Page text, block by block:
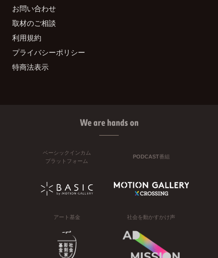
お問い合わせ
取材のご相談
利用規約
プライバシーポリシー
特商法表示
We are hands on
ベーシックインカム
プラットフォーム
PODCAST番組
アート基金 社会を動かすかけ声